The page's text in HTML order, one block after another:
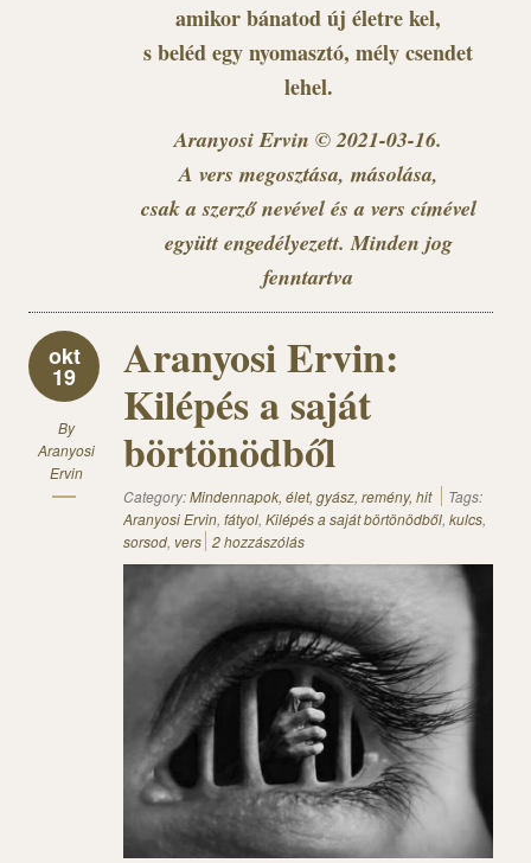
amikor bánatod új életre kel,
s beléd egy nyomasztó, mély csendet
lehel.
Aranyosi Ervin © 2021-03-16.
A vers megosztása, másolása,
csak a szerző nevével és a vers címével
együtt engedélyezett. Minden jog
fenntartva
okt
19
By
Aranyosi
Ervin
Aranyosi Ervin:
Kilépés a saját
börtönödből
Category:Mindennapok, élet, gyász, remény, hit
Tags:
Aranyosi Ervin, fátyol, Kilépés a saját börtönödből, kulcs,
sorsod, vers 2 hozzászólás